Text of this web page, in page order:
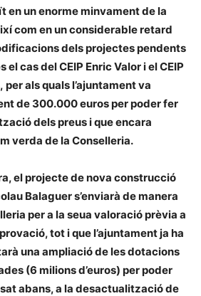
en un enorme minvament de la
com en un considerable retard
dels projectes pendents
el cas delCEIP Enric Valor i el CEIP
perals quals l’ajuntament va
de 300.000 euros per poder fer
dels preus i que encara
verda de la Conselleria.
el projecte de nova construcció
Balaguers’enviarà de manera
per a la seua valoració prèvia a
tot i que l’ajuntament ja ha
una ampliació de les dotacions
(6 milions d’euros) per poder
abans, a la desactualització de